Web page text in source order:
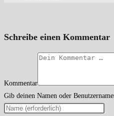
Schreibe einen Kommentar
Kommentar
Gib deinen Namen oder